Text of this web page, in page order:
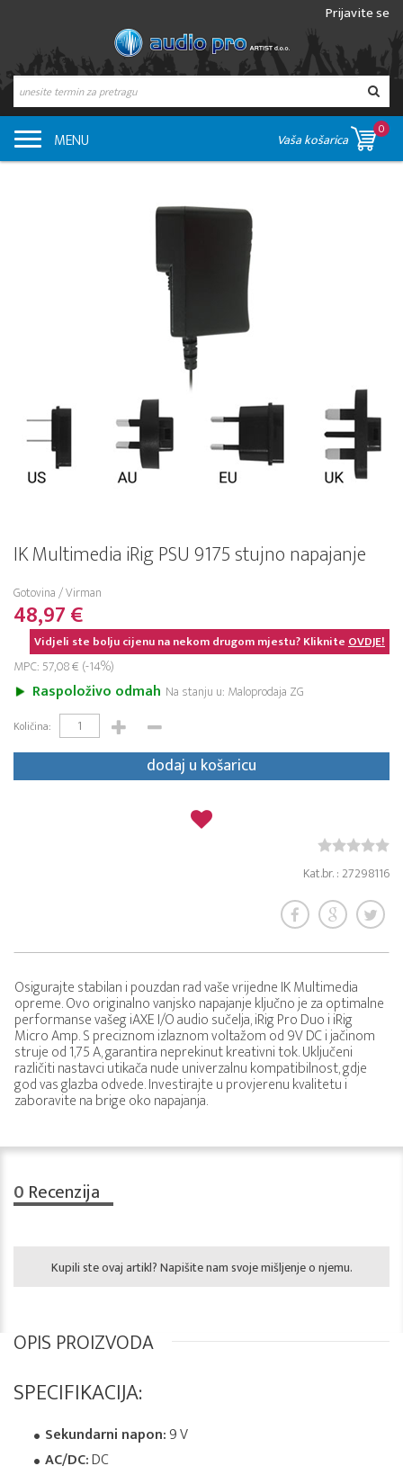
Prijavite se
MENU Vaša košarica
0
IK Multimedia iRig PSU 9175 stujno napajanje
Gotovina / Virman
48,97 €
Vidjeli ste bolju cijenu na nekom drugom mjestu? KlikniteOVDJE!
MPC: 57,08 € (-14%)
Raspoloživo odmah Na stanju u: Maloprodaja ZG
Količina:
dodaj u košaricu
Kat.br. : 27298116
Osigurajte stabilan i pouzdan rad vaše vrijedne IK Multimedia
opreme. Ovo originalno vanjsko napajanje ključno je za optimalne
performanse vašeg iAXE I/O audio sučelja, iRig Pro Duo i iRig
Micro Amp. S preciznom izlaznom voltažom od 9V DC i jačinom
struje od 1,75 A, garantira neprekinut kreativni tok. Uključeni
različiti nastavci utikača nude univerzalnu kompatibilnost, gdje
god vas glazba odvede. Investirajte u provjerenu kvalitetu i
zaboravite na brige oko napajanja.
0 Recenzija
Kupili ste ovaj artikl? Napišite nam svoje mišljenje o njemu.
OPIS PROIZVODA
SPECIFIKACIJA:
Sekundarni napon:9 V
AC/DC:DC